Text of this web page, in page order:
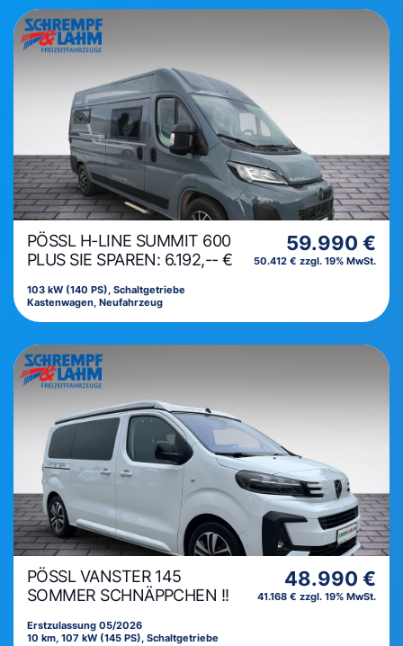
PÖSSL H-LINE SUMMIT 600
PLUS SIE SPAREN: 6.192,-- €
103 kW (140 PS), Schaltgetriebe
Kastenwagen, Neufahrzeug
59.990 €
50.412 € zzgl. 19% MwSt.
PÖSSL VANSTER 145
SOMMER SCHNÄPPCHEN !!
Erstzulassung 05/2026
10 km, 107 kW (145 PS), Schaltgetriebe
48.990 €
41.168 € zzgl. 19% MwSt.